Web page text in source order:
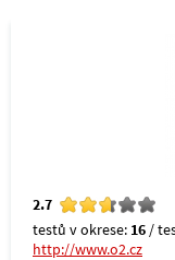
2.7
testů v okrese: 16 /
http://www.o2.cz